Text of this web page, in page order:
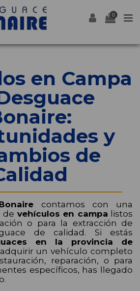
0
en Campa
y
de
contamos con una
de vehículos en campa listos
o para la extracción de
de calidad. Si estás
en la provincia de
un vehículo completo
reparación, o para
específicos, has llegado